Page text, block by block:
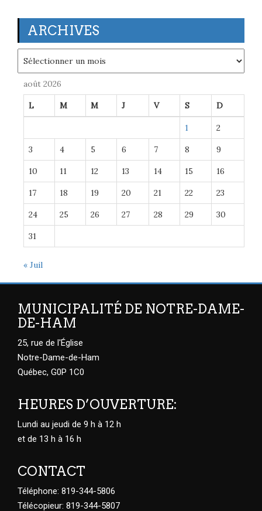
ARCHIVES
août 2026
L M M J V S D
1 2
3 4 5 6 7 8 9
10 11 12 13 14 15 16
17 18 19 20 21 22 23
24 25 26 27 28 29 30
31
« Juil
MUNICIPALITÉ DE NOTRE-DAME-
DE-HAM
25, rue de l'Église
Notre-Dame-de-Ham
Québec, G0P 1C0
HEURES D’OUVERTURE:
Lundi au jeudi de 9 h à 12 h
et de 13 h à 16 h
CONTACT
Téléphone: 819-344-5806
Télécopieur: 819-344-5807